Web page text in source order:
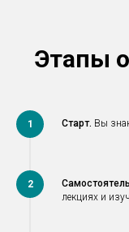
Этапы
1 Старт. Вы
2
лекциях и